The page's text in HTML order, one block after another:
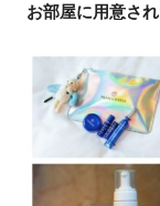
お部屋に用意さ